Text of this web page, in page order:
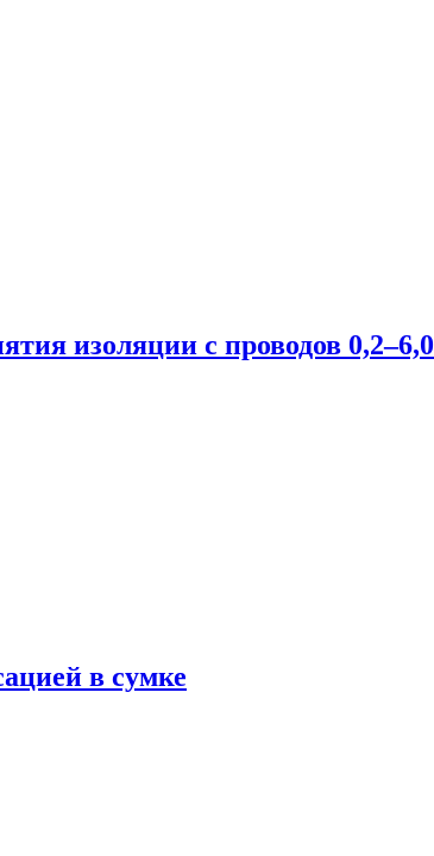
изоляции с проводов
в сумке